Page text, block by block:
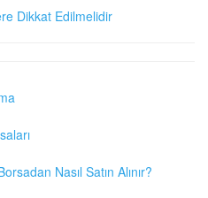
Dikkat Edilmelidir
Nasıl Satın Alınır?